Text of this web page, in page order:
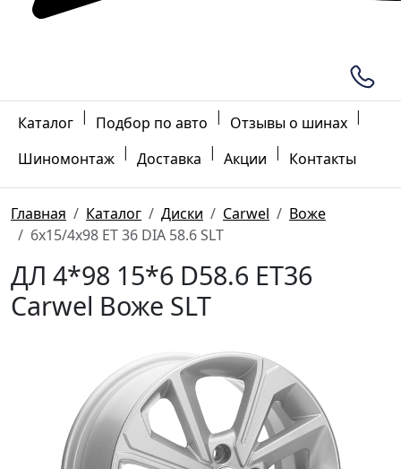
Каталог | Подбор по авто | Отзывы о шинах |
Шиномонтаж | Доставка | Акции | Контакты
Главная Каталог Диски Carwel
Воже
6x15/4x98 ET 36 DIA 58.6 SLT
ДЛ 4*98 15*6 D58.6 ET36
Carwel Воже SLT